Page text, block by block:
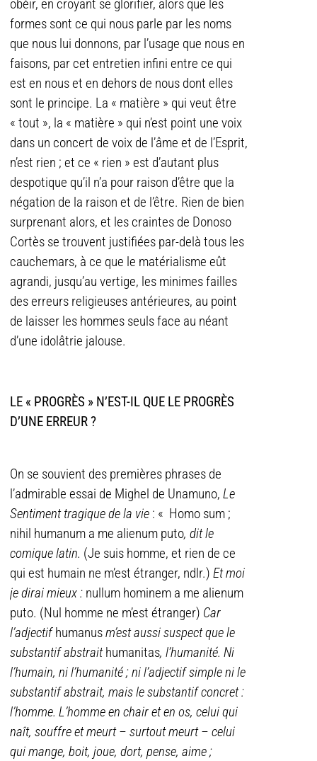
obéir, en croyant se glorifier, alors que les
formes sont ce qui nous parle par les noms
que nous lui donnons, par l’usage que nous en
faisons, par cet entretien infini entre ce qui
est en nous et en dehors de nous dont elles
sont le principe. La « matière » qui veut être
« tout », la « matière » qui n’est point une voix
dans un concert de voix de l’âme et de l’Esprit,
n’est rien ; et ce « rien » est d’autant plus
despotique qu’il n’a pour raison d’être que la
négation de la raison et de l’être. Rien de bien
surprenant alors, et les craintes de Donoso
Cortès se trouvent justifiées par-delà tous les
cauchemars, à ce que le matérialisme eût
agrandi, jusqu’au vertige, les minimes failles
des erreurs religieuses antérieures, au point
de laisser les hommes seuls face au néant
d’une idolâtrie jalouse.
LE « PROGRÈS » N’EST-IL QUE LE PROGRÈS
D’UNE ERREUR ?
On se souvient des premières phrases de
l’admirable essai de Mighel de Unamuno, Le
Sentiment tragique de la vie : « Homo sum ;
nihil humanum a me alienum puto, dit le
comique latin. (Je suis homme, et rien de ce
qui est humain ne m’est étranger, ndlr.) Et moi
je dirai mieux : nullum hominem a me alienum
puto. (Nul homme ne m’est étranger) Car
l’adjectifhumanusm’est aussi suspect que le
substantif abstraithumanitas, l’humanité. Ni
l’humain, ni l’humanité ; ni l’adjectif simple ni le
substantif abstrait, mais le substantif concret :
l’homme. L’homme en chair et en os, celui qui
naît, souffre et meurt – surtout meurt – celui
qui mange, boit, joue, dort, pense, aime ;